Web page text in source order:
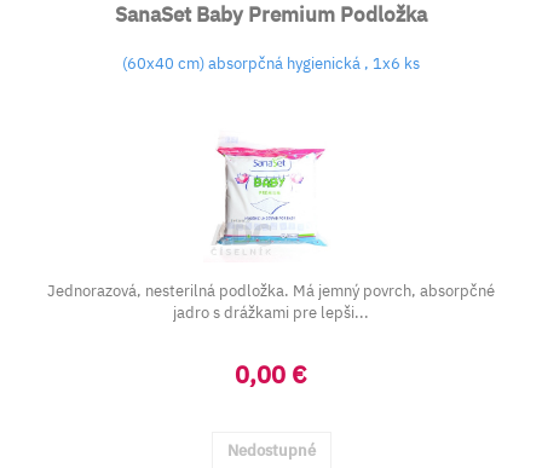
SanaSet Baby Premium Podložka
(60x40 cm) absorpčná hygienická , 1x6 ks
Jednorazová, nesterilná podložka. Má jemný povrch, absorpčné
jadro s drážkami pre lepši...
0,00 €
Nedostupné